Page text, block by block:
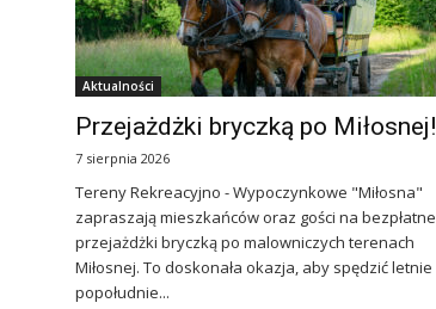
Aktualności
Przejażdżki bryczką po Miłosnej!
7 sierpnia 2026
Tereny Rekreacyjno - Wypoczynkowe "Miłosna"
zapraszają mieszkańców oraz gości na bezpłatne
przejażdżki bryczką po malowniczych terenach
Miłosnej. To doskonała okazja, aby spędzić letnie
popołudnie...